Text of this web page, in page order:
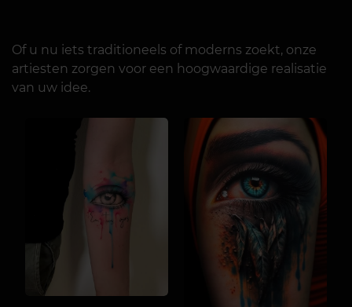
Of u nu iets traditioneels of moderns zoekt, onze
artiesten zorgen voor een hoogwaardige realisatie
van uw idee.